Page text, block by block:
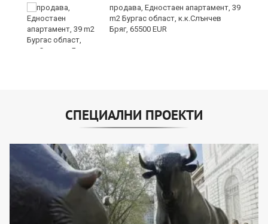
продава, Едностаен апартамент, 39
m2 Бургас област, к.к.Слънчев
Бряг, 65500 EUR
СПЕЦИАЛНИ ПРОЕКТИ